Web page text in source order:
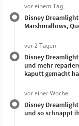
vor einem Tag
Disney
Marshmallows,
vor 2 Tagen
Disney
und mehr
kaputt gemacht
vor einer Woche
Disney
und so schnappt